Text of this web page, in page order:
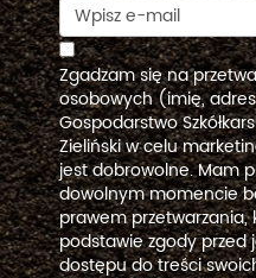
Zgadzam się na
osobowych (imię,
Gospodarstwo
Zieliński w celu
jest dobrowolne. Mam
dowolnym momencie
prawem
podstawie zgody
dostępu do treści